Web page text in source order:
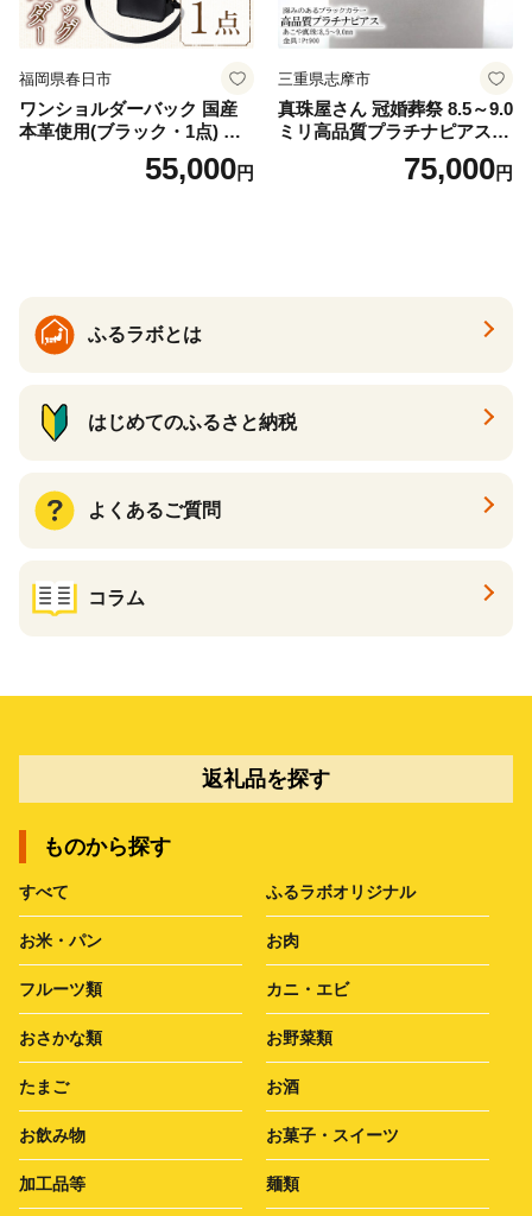
福岡県春日市
ワンショルダーバック 国産
本革使用(ブラック・1点) 鞄
バック バッグ カバン レザー
国産 日本製 牛革 黒 革 革製
55,000円
三重県志摩市
真珠屋さん 冠婚葬祭 8.5～9.0
ミリ高品質プラチナピアス P
t900 志摩産アコヤ真珠 ブラ
ックパール 黒真珠75,000円
ふるラボとは
はじめてのふるさと納税
よくあるご質問
コラム
返礼品を探す
ものから探す
すべて ふるラボオリジナル
お米・パン お肉
フルーツ類 カニ・エビ
おさかな類 お野菜類
たまご お酒
お飲み物 お菓子・スイーツ
加工品等 麺類